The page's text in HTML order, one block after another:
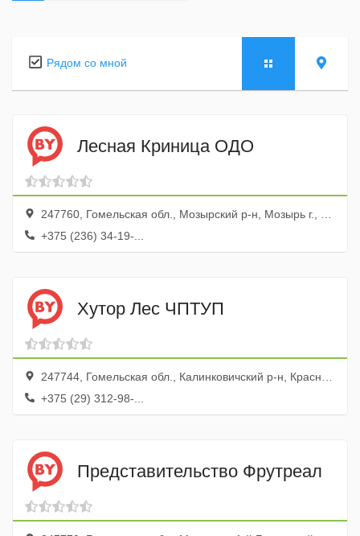
Рядом со мной
Лесная Криница ОДО
247760, Гомельская обл., Мозырский р-н, Мозырь г., ул. Веры Хоружей, 34462
+375 (236) 34-19-...
Хутор Лес ЧПТУП
247744, Гомельская обл., Калинковичский р-н, Красная Слободка дер., ул. Школьная, 73
+375 (29) 312-98-...
Представительство Фрутреал